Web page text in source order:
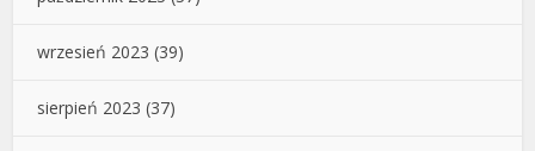
wrzesień 2023 (39)
sierpień 2023 (37)